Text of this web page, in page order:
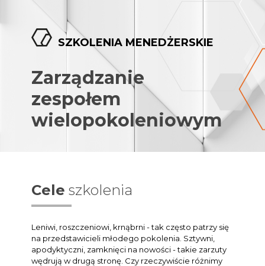
SZKOLENIA MENEDŻERSKIE
Zarządzanie
zespołem
wielopokoleniowym
Cele szkolenia
Leniwi, roszczeniowi, krnąbrni - tak często patrzy się
na przedstawicieli młodego pokolenia. Sztywni,
apodyktyczni, zamknięci na nowości - takie zarzuty
wędrują w drugą stronę. Czy rzeczywiście różnimy